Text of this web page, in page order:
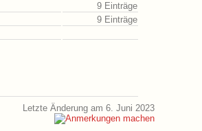
9 Einträge
9 Einträge
Letzte Änderung am 6. Juni 2023